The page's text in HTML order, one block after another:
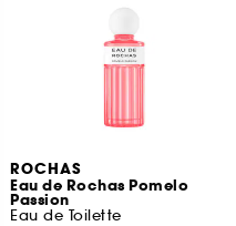
ROCHAS
Eau de Rochas Pomelo
Passion
Eau de Toilette